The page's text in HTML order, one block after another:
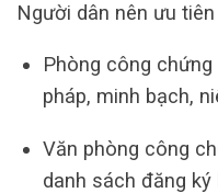
Người dân nên ưu
Phòng công
pháp, minh bạch,
Văn phòng công
danh sách đăng